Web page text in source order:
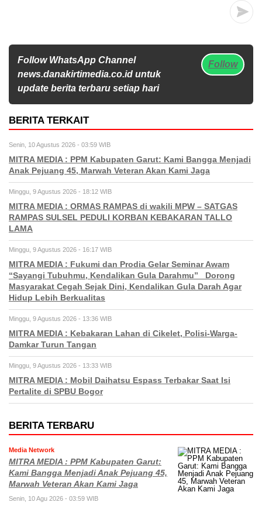
Follow WhatsApp Channel
news.danakirtimedia.co.id untuk
update berita terbaru setiap hari
Follow
BERITA TERKAIT
Senin, 10 Agustus 2026 - 03:59 WIB
MITRA MEDIA : PPM Kabupaten Garut: Kami Bangga Menjadi
Anak Pejuang 45, Marwah Veteran Akan Kami Jaga
Minggu, 9 Agustus 2026 - 18:12 WIB
MITRA MEDIA : ORMAS RAMPAS di wakili MPW – SATGAS
RAMPAS SULSEL PEDULI KORBAN KEBAKARAN TALLO
LAMA
Minggu, 9 Agustus 2026 - 16:17 WIB
MITRA MEDIA : Fukumi dan Prodia Gelar Seminar Awam
“Sayangi Tubuhmu, Kendalikan Gula Darahmu” Dorong
Masyarakat Cegah Sejak Dini, Kendalikan Gula Darah Agar
Hidup Lebih Berkualitas
Minggu, 9 Agustus 2026 - 13:36 WIB
MITRA MEDIA : Kebakaran Lahan di Cikelet, Polisi-Warga-
Damkar Turun Tangan
Minggu, 9 Agustus 2026 - 13:33 WIB
MITRA MEDIA : Mobil Daihatsu Espass Terbakar Saat Isi
Pertalite di SPBU Bogor
BERITA TERBARU
Media Network
MITRA MEDIA : PPM Kabupaten Garut:
Kami Bangga Menjadi Anak Pejuang 45,
Marwah Veteran Akan Kami Jaga
Senin, 10 Agu 2026 - 03:59 WIB